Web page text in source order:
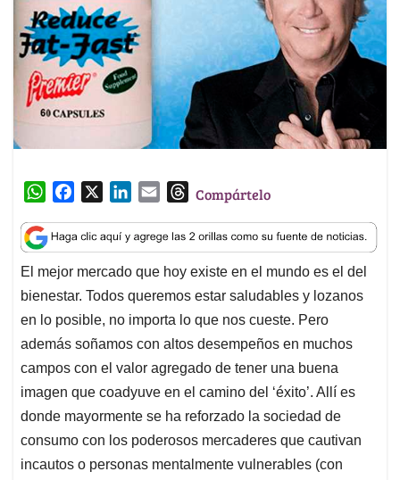
W
a
t
s
A
p
p
c
e
b
o
o
k
n
k
e
d
I
n
a
i
T
r
e
a
d
s
Compártelo
El mejor mercado que hoy existe en el mundo es el del
bienestar. Todos queremos estar saludables y lozanos
en lo posible, no importa lo que nos cueste. Pero
además soñamos con altos desempeños en muchos
campos con el valor agregado de tener una buena
imagen que coadyuve en el camino del ‘éxito’. Allí es
donde mayormente se ha reforzado la sociedad de
consumo con los poderosos mercaderes que cautivan
incautos o personas mentalmente vulnerables (con